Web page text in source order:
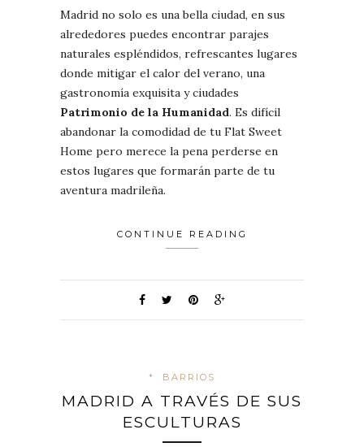
Madrid no solo es una bella ciudad, en sus
alrededores puedes encontrar parajes
naturales espléndidos, refrescantes lugares
donde mitigar el calor del verano, una
gastronomía exquisita y ciudades
Patrimonio de la Humanidad. Es difícil
abandonar la comodidad de tu Flat Sweet
Home pero merece la pena perderse en
estos lugares que formarán parte de tu
aventura madrileña.
CONTINUE READING
* BARRIOS
MADRID A TRAVÉS DE SUS
ESCULTURAS